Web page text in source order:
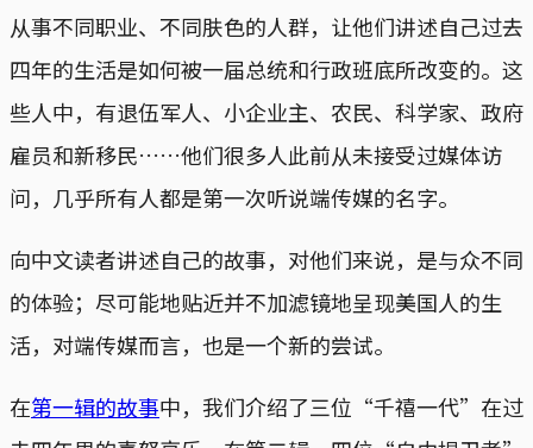
从事不同职业、不同肤色的人群，让他们讲述自己过去
四年的生活是如何被一届总统和行政班底所改变的。这
些人中，有退伍军人、小企业主、农民、科学家、政府
雇员和新移民……他们很多人此前从未接受过媒体访
问，几乎所有人都是第一次听说端传媒的名字。
向中文读者讲述自己的故事，对他们来说，是与众不同
的体验；尽可能地贴近并不加滤镜地呈现美国人的生
活，对端传媒而言，也是一个新的尝试。
在第一辑的故事中，我们介绍了三位“千禧一代”在过